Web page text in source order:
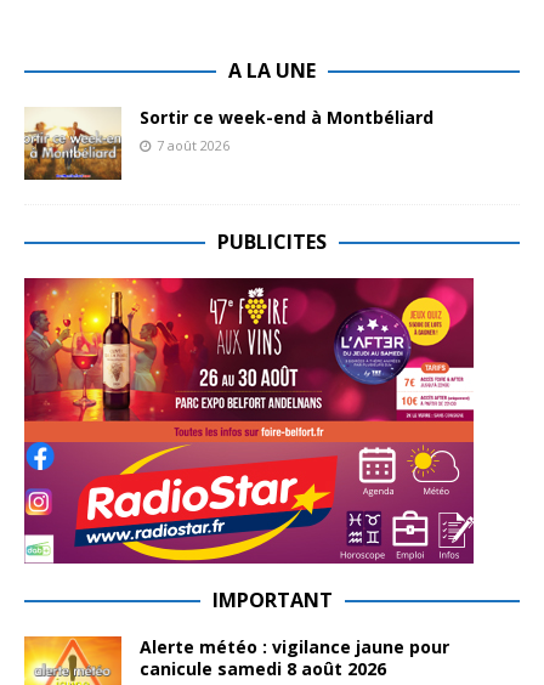
A LA UNE
Sortir ce week-end à Montbéliard
7 août 2026
PUBLICITES
IMPORTANT
Alerte météo : vigilance jaune pour
canicule samedi 8 août 2026